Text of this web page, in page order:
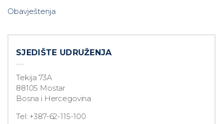
Obavještenja
SJEDIŠTE UDRUŽENJA
Tekija 73A
88105 Mostar
Bosna i Hercegovina
Tel: +387-62-115-100